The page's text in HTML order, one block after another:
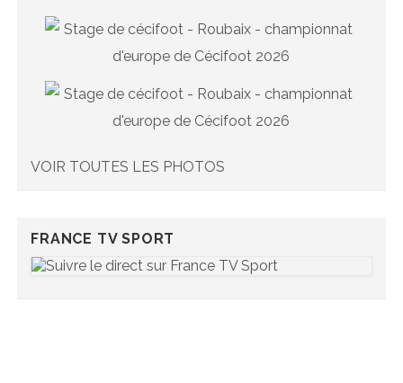
VOIR TOUTES LES PHOTOS
FRANCE TV SPORT